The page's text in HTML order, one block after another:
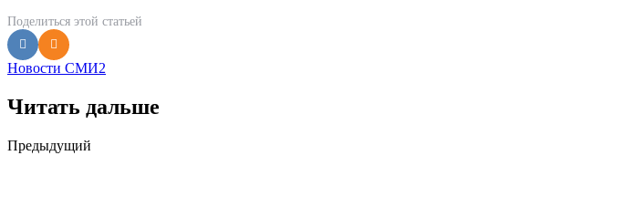
Поделиться этой статьей
Новости СМИ2
Читать дальше
Post
Предыдущий